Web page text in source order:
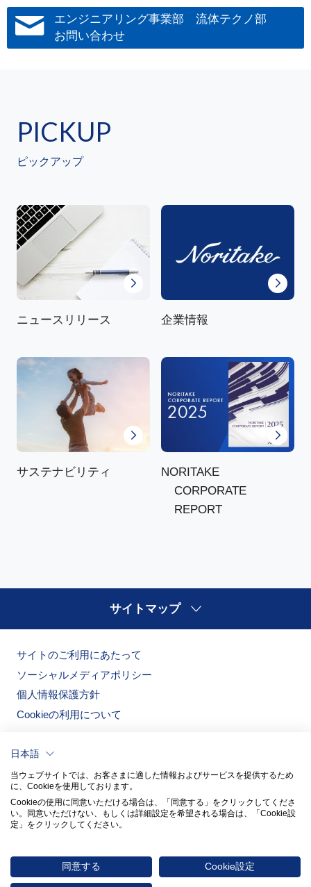
エンジニアリング事業部 流体テクノ部
お問い合わせ
PICKUP
ピックアップ
ニュースリリース 企業情報
サステナビリティ
NORITAKE
CORPORATE
REPORT
サイトマップ
サイトのご利用にあたって
ソーシャルメディアポリシー
個人情報保護方針
Cookieの利用について
© 2026 NORITAKE CO., LIMITED
日本語
当ウェブサイトでは、お客さまに適した情報およびサービスを提供するため
に、Cookieを使用しております。
Cookieの使用に同意いただける場合は、「同意する」をクリックしてくださ
い。​同意いただけない、もしくは詳細設定を希望される場合は、「Cookie設
定」をクリックしてください。​
同意する Cookie設定